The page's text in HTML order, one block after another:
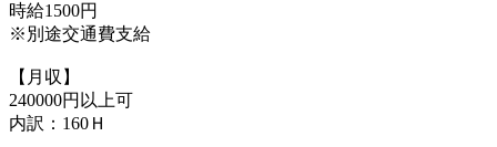
時給1500円
※別途交通費支給
【月収】
240000円以上可
内訳：160Ｈ